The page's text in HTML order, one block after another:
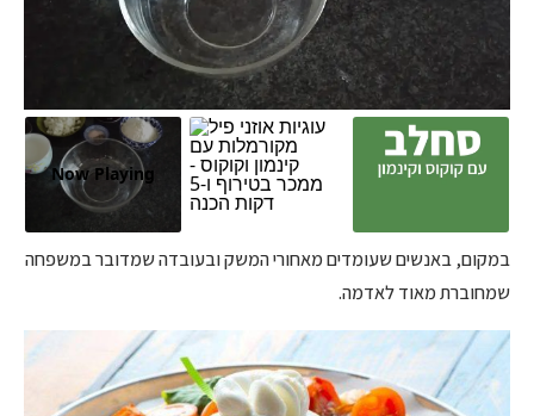
Now Playing
במקום, באנשים שעומדים מאחורי המשק ובעובדה שמדובר במשפחה
שמחוברת מאוד לאדמה.